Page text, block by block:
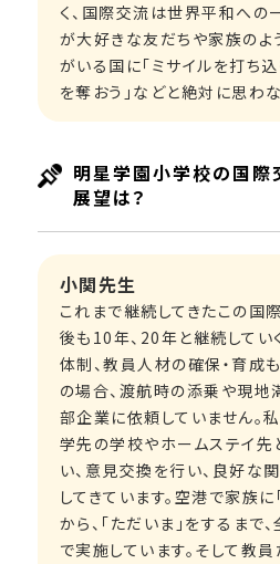
く、国際交流は世界平和への
が大好きな友だちや家族のよ
がいる国に「ミサイルを打ち込
を奪おう」などと絶対に思わ
明星学園小学校の国際
展望は？
小関先生
これまで継続してきたこの国
後も10年、20年と継続してい
体制、教員人材の確保・育成
の場合、渡航時の添乗や現地
部企業に依頼していません。
学先の学校やホームステイ先
い、意見交換を行い、良好な
してきています。空港で家族に
から、「ただいま」をするまで
で実施しています。そして教